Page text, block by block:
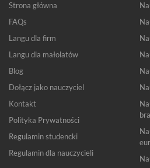
Strona główna
FAQs
Langu dla firm
Langu dla małolatów
Blog
Dołącz jako nauczyciel
Kontakt
Polityka Prywatności
Regulamin studencki
Regulamin dla nauczycieli